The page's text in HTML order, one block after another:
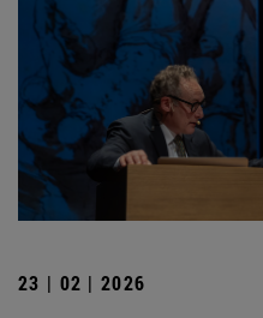
23 | 02 | 2026